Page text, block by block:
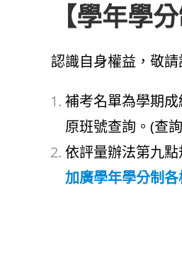
【學年學
認識自身權益，敬請
補考名單為學期
原班號查詢。(查
依評量辦法第九
加廣學年學分制